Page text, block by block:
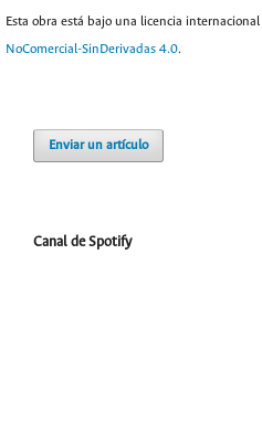
Esta obra está bajo una licencia internacional
NoComercial-SinDerivadas 4.0.
Enviar un artículo
Canal de Spotify